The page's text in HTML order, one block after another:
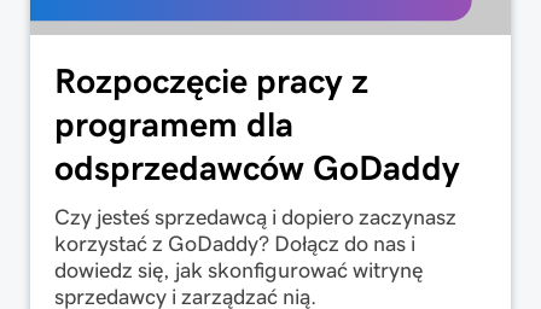
Rozpoczęcie pracy z
programem dla
odsprzedawców GoDaddy
Czy jesteś sprzedawcą i dopiero zaczynasz
korzystać z GoDaddy? Dołącz do nas i
dowiedz się, jak skonfigurować witrynę
sprzedawcy i zarządzać nią.